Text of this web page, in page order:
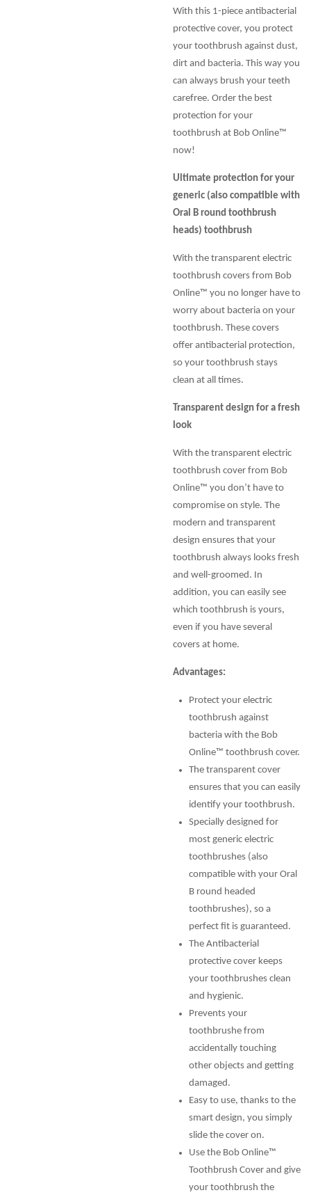
With this 1-piece antibacterial
protective cover, you protect
your toothbrush against dust,
dirt and bacteria. This way you
can always brush your teeth
carefree. Order the best
protection for your
toothbrush at Bob Online™
now!
Ultimate protection for your
generic (also compatible with
Oral B round toothbrush
heads) toothbrush
With the transparent electric
toothbrush covers from Bob
Online™ you no longer have to
worry about bacteria on your
toothbrush. These covers
offer antibacterial protection,
so your toothbrush stays
clean at all times.
Transparent design for a fresh
look
With the transparent electric
toothbrush cover from Bob
Online™ you don’t have to
compromise on style. The
modern and transparent
design ensures that your
toothbrush always looks fresh
and well-groomed. In
addition, you can easily see
which toothbrush is yours,
even if you have several
covers at home.
Advantages:
Protect your electric
toothbrush against
bacteria with the Bob
Online™ toothbrush cover.
The transparent cover
ensures that you can easily
identify your toothbrush.
Specially designed for
most generic electric
toothbrushes (also
compatible with your Oral
B round headed
toothbrushes), so a
perfect fit is guaranteed.
The Antibacterial
protective cover keeps
your toothbrushes clean
and hygienic.
Prevents your
toothbrushe from
accidentally touching
other objects and getting
damaged.
Easy to use, thanks to the
smart design, you simply
slide the cover on.
Use the Bob Online™
Toothbrush Cover and give
your toothbrush the